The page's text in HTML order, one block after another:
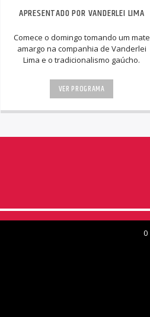
APRESENTADO POR VANDERLEI LIMA
Comece o domingo tomando um mate
amargo na companhia de Vanderlei
Lima e o tradicionalismo gaúcho.
VER PROGRAMA
0